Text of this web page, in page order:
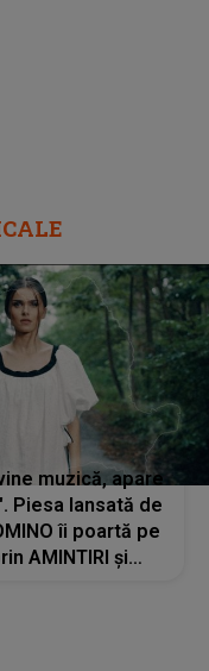
muzică, apare
Piesa lansată de
îi poartă pe
AMINTIRI și